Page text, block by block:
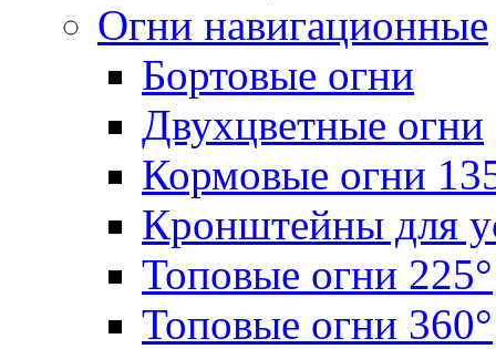
Огни навигационные
Бортовые огни
Двухцветные огни
Кормовые огни
Кронштейны для
Топовые огни 225°
Топовые огни 360°